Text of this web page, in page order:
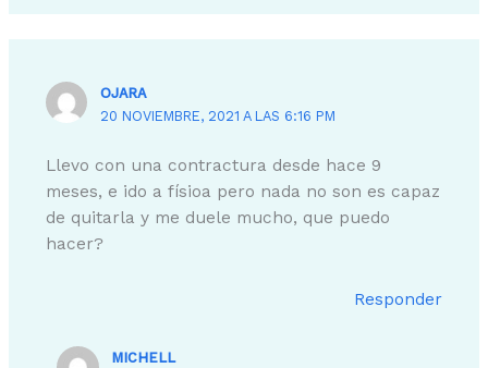
OJARA
20 NOVIEMBRE, 2021 A LAS 6:16 PM
Llevo con una contractura desde hace 9
meses, e ido a físioa pero nada no son es capaz
de quitarla y me duele mucho, que puedo
hacer?
Responder
MICHELL